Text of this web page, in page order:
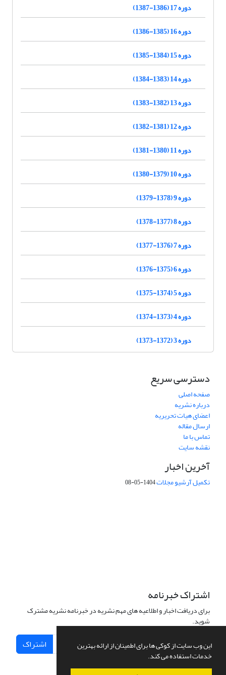
این وب سایت از کوکی ها برای اطمینان از ارائه بهترین
خدمات استفاده می کند.
دوره 17 (1386-1387)
دوره 16 (1385-1386)
دوره 15 (1384-1385)
دوره 14 (1383-1384)
دوره 13 (1382-1383)
دوره 12 (1381-1382)
دوره 11 (1380-1381)
دوره 10 (1379-1380)
دوره 9 (1378-1379)
دوره 8 (1377-1378)
دوره 7 (1376-1377)
دوره 6 (1375-1376)
دوره 5 (1374-1375)
دوره 4 (1373-1374)
دوره 3 (1372-1373)
دسترسی سریع
صفحه اصلی
درباره نشریه
اعضای هیات تحریریه
ارسال مقاله
تماس با ما
نقشه سایت
آخرین اخبار
تکمیل آرشیو مجلات1404-05-08
اشتراک خبرنامه
برای دریافت اخبار و اطلاعیه های مهم نشریه در خبرنامه نشریه مشترک
شوید.
اشتراک